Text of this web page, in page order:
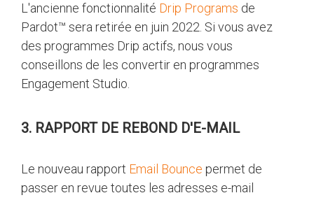
L'ancienne fonctionnalité Drip Programs de
Pardot™ sera retirée en juin 2022. Si vous avez
des programmes Drip actifs, nous vous
conseillons de les convertir en programmes
Engagement Studio.
3. RAPPORT DE REBOND D'E-MAIL
Le nouveau rapport Email Bounce permet de
passer en revue toutes les adresses e-mail